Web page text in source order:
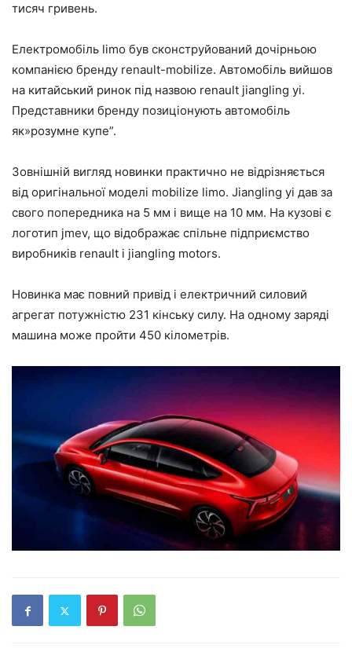
тисяч гривень.
Електромобіль limo був сконструйований дочірньою
компанією бренду renault-mobilize. Автомобіль вийшов
на китайський ринок під назвою renault jiangling yi.
Представники бренду позиціонують автомобіль
як»розумне купе”.
Зовнішній вигляд новинки практично не відрізняється
від оригінальної моделі mobilize limo. Jiangling yi дав за
свого попередника на 5 мм і вище на 10 мм. На кузові є
логотип jmev, що відображає спільне підприємство
виробників renault і jiangling motors.
Новинка має повний привід і електричний силовий
агрегат потужністю 231 кінську силу. На одному заряді
машина може пройти 450 кілометрів.